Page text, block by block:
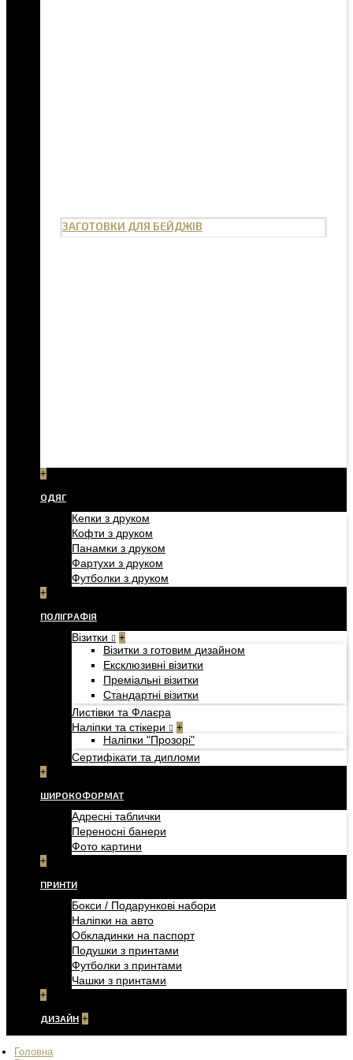
ЗАГОТОВКИ ДЛЯ БЕЙДЖІВ
+
ОДЯГ
Кепки з друком
Кофти з друком
Панамки з друком
Фартухи з друком
Футболки з друком
+
ПОЛІГРАФІЯ
Візитки +
Візитки з готовим дизайном
Ексклюзивні візитки
Преміальні візитки
Стандартні візитки
Листівки та Флаєра
Наліпки та стікери
+
Наліпки "Прозорі"
Сертифікати та дипломи
+
ШИРОКОФОРМАТ
Адресні таблички
Переносні банери
Фото картини
+
ПРИНТИ
Бокси / Подарункові набори
Наліпки на авто
Обкладинки на паспорт
Подушки з принтами
Футболки з принтами
Чашки з принтами
+
ДИЗАЙН +
Головна